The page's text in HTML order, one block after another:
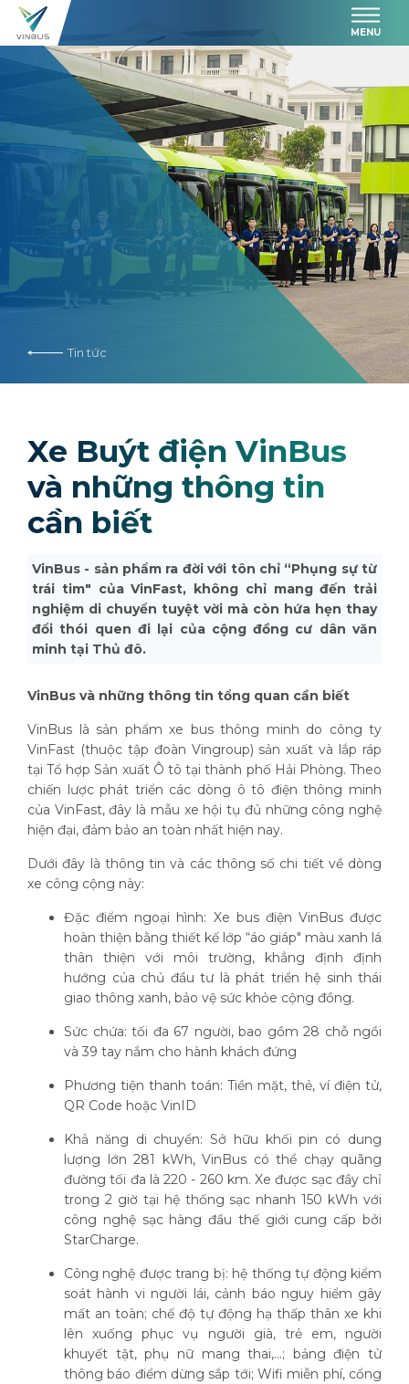
MENU
Tin tức
Xe Buýt điện VinBus
và những thông tin
cần biết
VinBus - sản phẩm ra đời với tôn chỉ “Phụng sự từ
trái tim" của VinFast, không chỉ mang đến trải
nghiệm di chuyển tuyệt vời mà còn hứa hẹn thay
đổi thói quen đi lại của cộng đồng cư dân văn
minh tại Thủ đô.
VinBus và những thông tin tổng quan cần biết
VinBus là sản phẩm xe bus thông minh do công ty
VinFast (thuộc tập đoàn Vingroup) sản xuất và lắp ráp
tại Tổ hợp Sản xuất Ô tô tại thành phố Hải Phòng. Theo
chiến lược phát triển các dòng ô tô điện thông minh
của VinFast, đây là mẫu xe hội tụ đủ những công nghệ
hiện đại, đảm bảo an toàn nhất hiện nay.
Dưới đây là thông tin và các thông số chi tiết về dòng
xe công cộng này:
Đặc điểm ngoại hình: Xe bus điện VinBus được
hoàn thiện bằng thiết kế lớp “áo giáp" màu xanh lá
thân thiện với môi trường, khẳng định định
hướng của chủ đầu tư là phát triển hệ sinh thái
giao thông xanh, bảo vệ sức khỏe cộng đồng.
Sức chứa: tối đa 67 người, bao gồm 28 chỗ ngồi
và 39 tay nắm cho hành khách đứng
Phương tiện thanh toán: Tiền mặt, thẻ, ví điện tử,
QR Code hoặc VinID
Khả năng di chuyển: Sở hữu khối pin có dung
lượng lớn 281 kWh, VinBus có thể chạy quãng
đường tối đa là 220 - 260 km. Xe được sạc đầy chỉ
trong 2 giờ tại hệ thống sạc nhanh 150 kWh với
công nghệ sạc hàng đầu thế giới cung cấp bởi
StarCharge.
Công nghệ được trang bị: hệ thống tự động kiểm
soát hành vi người lái, cảnh báo nguy hiểm gây
mất an toàn; chế độ tự động hạ thấp thân xe khi
lên xuống phục vụ người già, trẻ em, người
khuyết tật, phụ nữ mang thai,...; bảng điện tử
thông báo điểm dừng sắp tới; Wifi miễn phí, cổng